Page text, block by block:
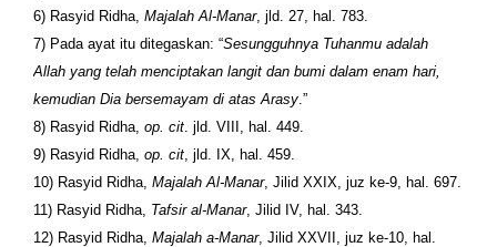
6) Rasyid Ridha, Majalah Al-Manar, jld. 27, hal. 783.
7) Pada ayat itu ditegaskan: “Sesungguhnya Tuhanmu adalah
Allah yang telah menciptakan langit dan bumi dalam enam hari,
kemudian Dia bersemayam di atas Arasy .”
8) Rasyid Ridha, op. cit . jld. VIII, hal. 449.
9) Rasyid Ridha, op. cit , jld. IX, hal. 459.
10) Rasyid Ridha, Majalah Al-Manar, Jilid XXIX, juz ke-9, hal. 697.
11) Rasyid Ridha, Tafsir al-Manar, Jilid IV, hal. 343.
12) Rasyid Ridha, Majalah a-Manar, Jilid XXVII, juz ke-10, hal.